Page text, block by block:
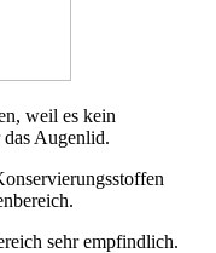
weil es kein
Augenlid.
sehr empfindlich.